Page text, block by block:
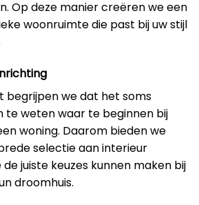
Op deze manier creëren we een
woonruimte die past bij uw stijl
begrijpen we dat het soms
te weten waar te beginnen bij
woning. Daarom bieden we
selectie aan interieur
juiste keuzes kunnen maken bij
droomhuis.